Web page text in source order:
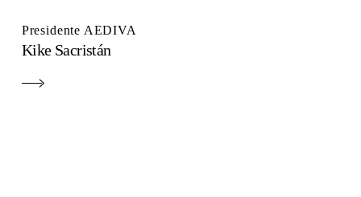
Presidente AEDIVA
Kike Sacristán